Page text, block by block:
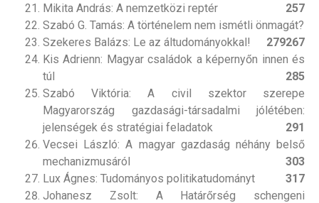
Mikita András: A nemzetközi reptér
257
Szabó G. Tamás: A történelem nem ismétli önmagát?
267
Szekeres Balázs: Le az áltudományokkal!
279
Kis Adrienn: Magyar családok a képernyőn innen és
túl
285
Szabó Viktória: A civil szektor szerepe
Magyarország gazdasági-társadalmi jólétében:
jelenségek és stratégiai feladatok
291
Vecsei László: A magyar gazdaság néhány belső
mechanizmusáról
303
Lux Ágnes: Tudományos politikatudományt
317
Johanesz Zsolt: A Határőrség schengeni